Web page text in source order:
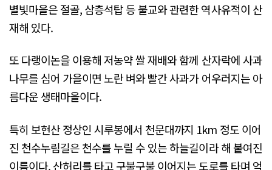
별빛마을은 절골, 삼층석탑 등 불교와 관련한 역사유적이 산
재해 있다.
또 다랭이논을 이용해 저농약 쌀 재배와 함께 산자락에 사과
나무를 심어 가을이면 노란 벼와 빨간 사과가 어우러지는 아
름다운 생태마을이다.
특히 보현산 정상인 시루봉에서 천문대까지 1km 정도 이어
진 천수누림길은 천수를 누릴 수 있는 하늘길이라 해 붙여진
이름이다. 산허리를 타고 구불구불 이어지는 도로를 타며 억